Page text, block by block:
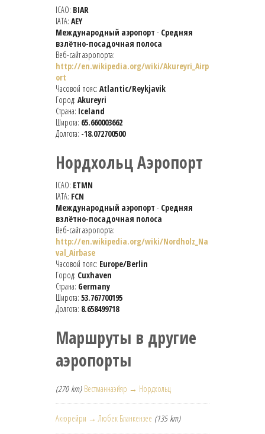
ICAO: BIAR
IATA: AEY
Международный аэропорт - Средняя
взлётно-посадочная полоса
Веб-сайт аэропорта:
http://en.wikipedia.org/wiki/Akureyri_Airp
ort
Часовой пояс: Atlantic/Reykjavik
Город: Akureyri
Страна: Iceland
Широта: 65.660003662
Долгота: -18.072700500
Нордхольц Аэропорт
ICAO: ETMN
IATA: FCN
Международный аэропорт - Средняя
взлётно-посадочная полоса
Веб-сайт аэропорта:
http://en.wikipedia.org/wiki/Nordholz_Na
val_Airbase
Часовой пояс: Europe/Berlin
Город: Cuxhaven
Страна: Germany
Широта: 53.767700195
Долгота: 8.658499718
Маршруты в другие
аэропорты
(270 km) Вестманнаэйяр → Нордхольц
Акюрейри → Любек Бланкензее (135 km)